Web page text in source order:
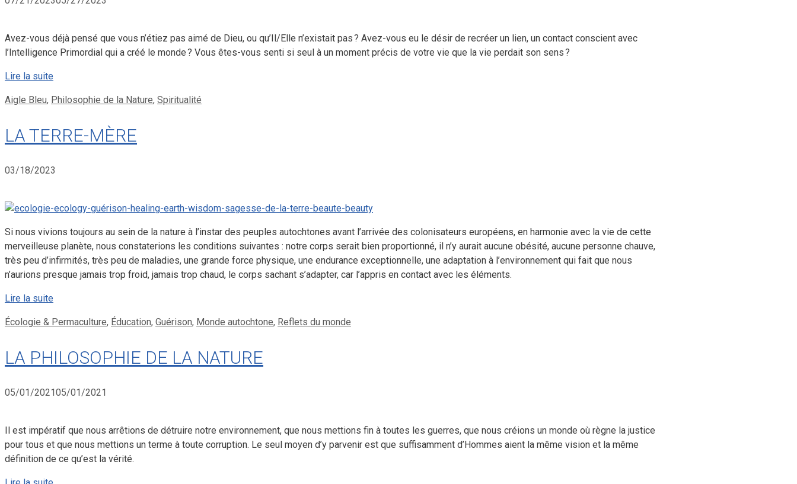
Avez-vous déjà pensé que vous n’étiez pas aimé de Dieu, ou qu’Il/Elle n’existait pas ? Avez-vous eu le désir de recréer un lien, un contact conscient avec
l’Intelligence Primordial qui a créé le monde ? Vous êtes-vous senti si seul à un moment précis de votre vie que la vie perdait son sens ?
Lire la suite
Catégories
Aigle Bleu, Philosophie de la Nature, Spiritualité
LA TERRE-MÈRE
03/18/2023
Si nous vivions toujours au sein de la nature à l’instar des peuples autochtones avant l’arrivée des colonisateurs européens, en harmonie avec la vie de cette
merveilleuse planète, nous constaterions les conditions suivantes : notre corps serait bien proportionné, il n’y aurait aucune obésité, aucune personne chauve,
très peu d’infirmités, très peu de maladies, une grande force physique, une endurance exceptionnelle, une adaptation à l’environnement qui fait que nous
n’aurions presque jamais trop froid, jamais trop chaud, le corps sachant s’adapter, car l’appris en contact avec les éléments.
Lire la suite
Catégories
Écologie & Permaculture, Éducation, Guérison, Monde autochtone, Reflets du monde
LA PHILOSOPHIE DE LA NATURE
05/01/202105/01/2021
Il est impératif que nous arrêtions de détruire notre environnement, que nous mettions fin à toutes les guerres, que nous créions un monde où règne la justice
pour tous et que nous mettions un terme à toute corruption. Le seul moyen d’y parvenir est que suffisamment d’Hommes aient la même vision et la même
définition de ce qu’est la vérité.